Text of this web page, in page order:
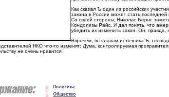
Как сказал Ъ один из российских
закона в России может стать
Со своей стороны, Николас Бернс
Кондолизы Райс. И дал понять, что
убедить их изменить закон. Он, правда,
Впрочем, по словам источника Ъ,
НКО что-то изменят: Дума, контролируемая
не очень нравится.
Политика
Общество